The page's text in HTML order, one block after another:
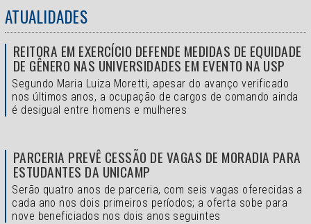
ATUALIDADES
REITORA EM EXERCÍCIO DEFENDE MEDIDAS DE EQUIDADE
DE GÊNERO NAS UNIVERSIDADES EM EVENTO NA USP
Segundo Maria Luiza Moretti, apesar do avanço verificado
nos últimos anos, a ocupação de cargos de comando ainda
é desigual entre homens e mulheres
PARCERIA PREVÊ CESSÃO DE VAGAS DE MORADIA PARA
ESTUDANTES DA UNICAMP
Serão quatro anos de parceria, com seis vagas oferecidas a
cada ano nos dois primeiros períodos; a oferta sobe para
nove beneficiados nos dois anos seguintes